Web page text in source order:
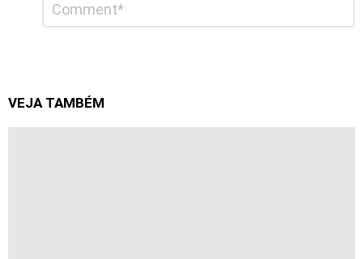
comentário
VEJA TAMBÉM